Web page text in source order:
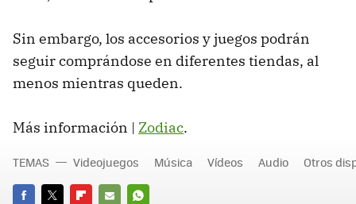
Sin embargo, los accesorios y juegos podrán
seguir comprándose en diferentes tiendas, al
menos mientras queden.
Más información | Zodiac.
TEMAS Videojuegos Música Vídeos Audio Otros